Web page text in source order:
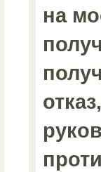
на